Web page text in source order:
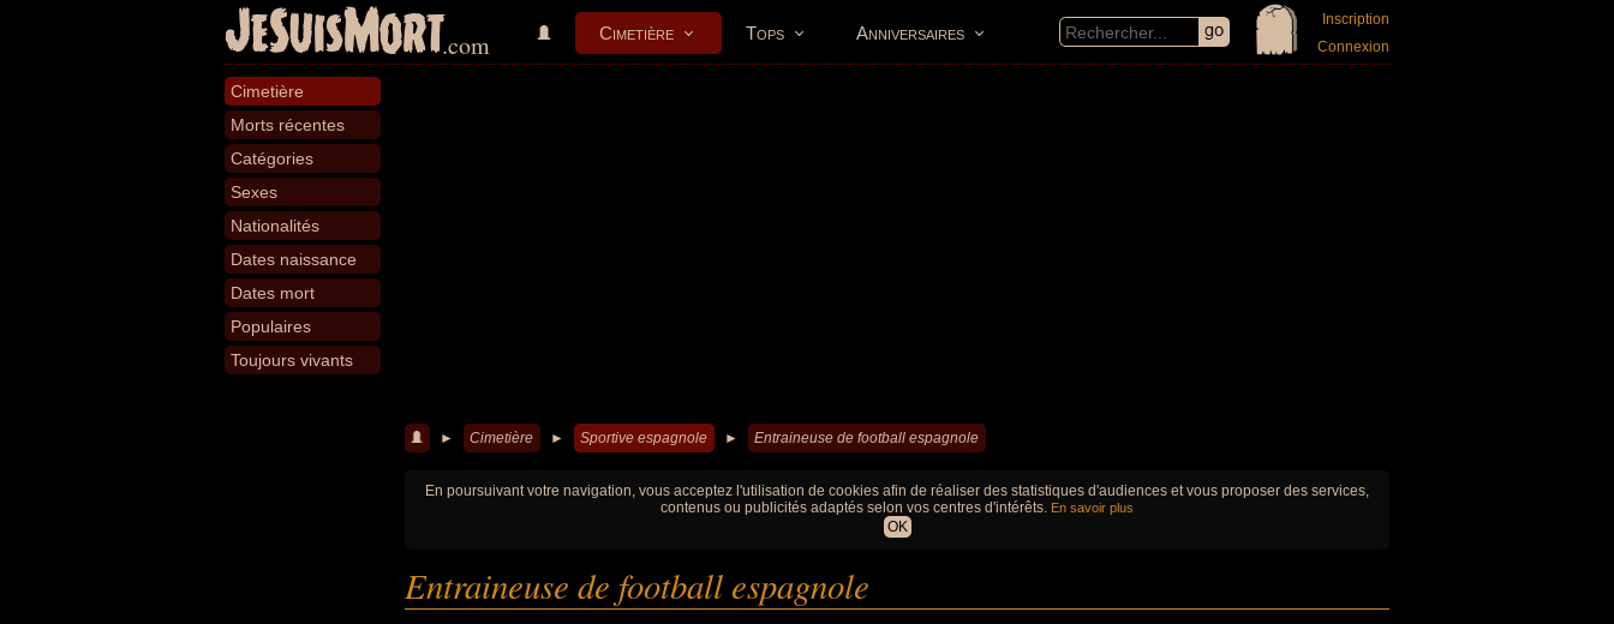
JeSuisMort.com Cimetière Tops Anniversaires
Inscription
Connexion
Cimetière
Morts récentes
Catégories
Sexes
Nationalités
Dates naissance
Dates mort
Populaires
Toujours vivants
► Cimetière ► Sportive espagnole ► Entraineuse de football espagnole
En poursuivant votre navigation, vous acceptez l'utilisation de cookies afin de réaliser des statistiques d'audiences et vous proposer des services,
contenus ou publicités adaptés selon vos centres d'intérêts. En savoir plus
OK
Entraineuse de football espagnole